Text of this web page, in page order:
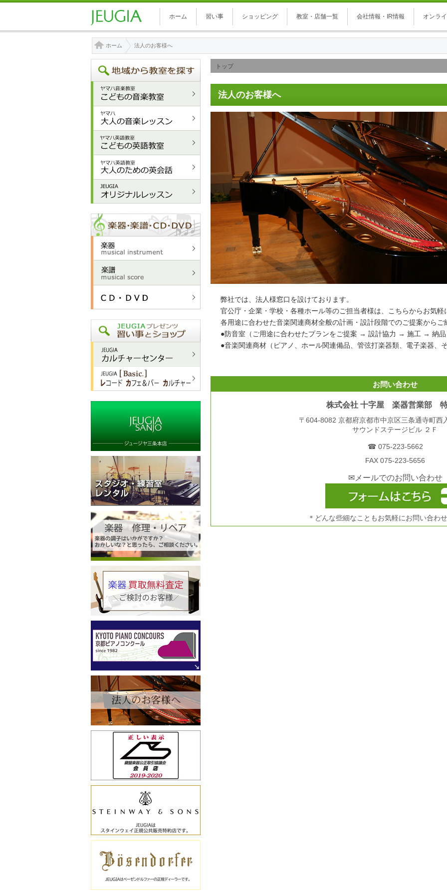
ホーム 習い事 ショッピング 教室・店舗一覧 会社情報・IR情報 オンラ
ホーム 法人のお客様へ
トップ
法人のお客様へ
弊社では、法人様窓口を設けております。
官公庁・企業・学校・各種ホール等のご担当者様は、こちらからお気軽
各用途に合わせた音楽関連商材全般の計画・設計段階でのご提案からご
●防音室（ご用途に合わせたプランをご提案 → 設計協力 → 施工 → 納品
●音楽関連商材（ピアノ、ホール関連備品、管弦打楽器類、電子楽器、
お問い合わせ
株式会社 十字屋 楽器営業部
〒604-8082 京都府京都市中京区三条通寺町西
サウンドステージビル ２Ｆ
☎ 075-223-5662
FAX 075-223-5656
✉メールでのお問い合わせ
＊どんな些細なこともお気軽にお問い合わ